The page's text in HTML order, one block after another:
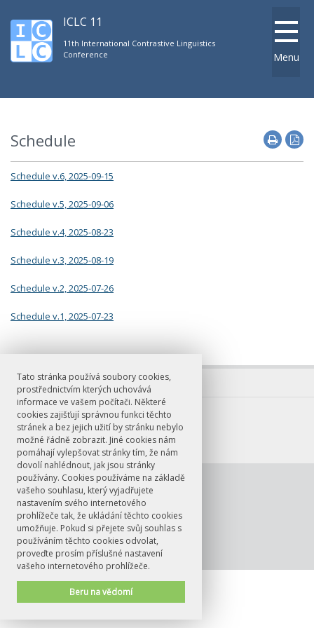
Tato stránka používá soubory cookies,
prostřednictvím kterých uchovává
informace ve vašem počítači. Některé
cookies zajišťují správnou funkci těchto
stránek a bez jejich užití by stránku nebylo
možné řádně zobrazit. Jiné cookies nám
pomáhají vylepšovat stránky tím, že nám
dovolí nahlédnout, jak jsou stránky
používány. Cookies používáme na základě
vašeho souhlasu, který vyjadřujete
nastavením svého internetového
prohlížeče tak, že ukládání těchto cookies
umožňuje. Pokud si přejete svůj souhlas s
používáním těchto cookies odvolat,
proveďte prosím příslušné nastavení
vašeho internetového prohlížeče.
Beru na vědomí
ICLC 11
11th International Contrastive Linguistics
Conference
Schedule
Schedule v.6, 2025-09-15
Schedule v.5, 2025-09-06
Schedule v.4, 2025-08-23
Schedule v.3, 2025-08-19
Schedule v.2, 2025-07-26
Schedule v.1, 2025-07-23
Menu
© FF UK 2026 Contact